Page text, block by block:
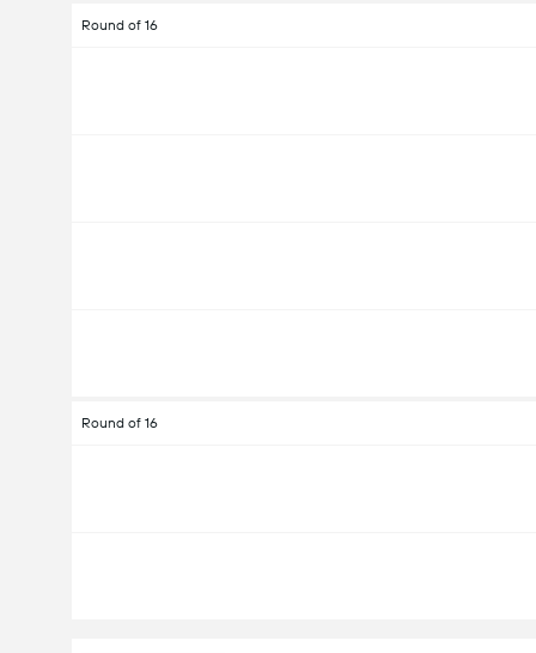
Round of 16
Round of 16